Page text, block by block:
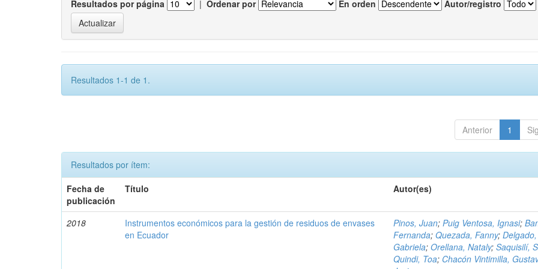
Resultados por página | Ordenar por En orden Autor/registro
Resultados 1-1 de 1.
Anterior 1
Resultados por ítem:
Fecha de
publicación
Título Autor(es)
2018
Instrumentos económicos para la gestión de residuos de envases
en Ecuador
Pinos, Juan;Puig Ventosa, Ignasi;
Fernanda;Quezada, Fanny;Delgado,
Gabriela;Orellana, Nataly;Saquisilí,
Quindi, Toa; Chacón Vintimilla,